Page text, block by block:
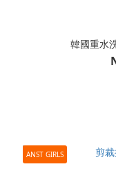
韓國重水
ANST GIRLS